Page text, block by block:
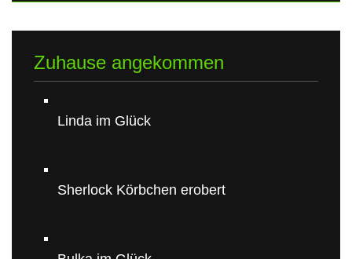
Zuhause angekommen
Linda im Glück
Sherlock Körbchen erobert